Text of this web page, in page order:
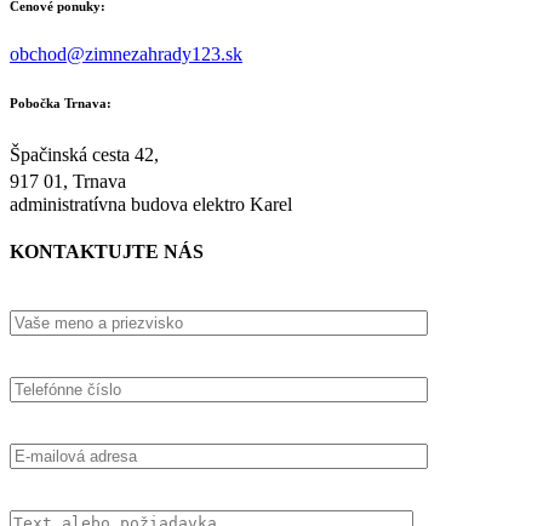
Cenové ponuky:
obchod@zimnezahrady123.sk
Pobočka Trnava:
Špačinská cesta 42,
917 01, Trnava
administratívna budova elektro Karel
KONTAKTUJTE NÁS